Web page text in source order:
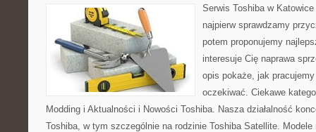
Serwis Toshiba w
najpierw sprawdzamy
potem proponujemy
interesuje Cię naprawa
opis pokaże, jak
oczekiwać. Ciekawe
Modding i Aktualności i Nowości Toshiba. Nasza działalność
Toshiba, w tym szczególnie na rodzinie Toshiba Satellite.